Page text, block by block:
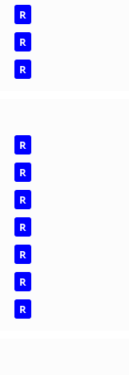
R
R
R
R
R
R
R
R
R
R